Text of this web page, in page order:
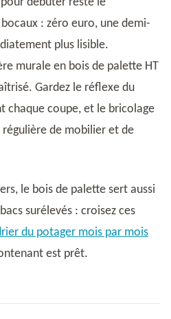
: zéro euro, une demi-
plus lisible.
murale en bois de palette HT
Gardez le réflexe du
chaque coupe, et le bricolage
de mobilier et de
le bois de palette sert aussi
surélevés : croisez ces
du potager mois par mois
est prêt.